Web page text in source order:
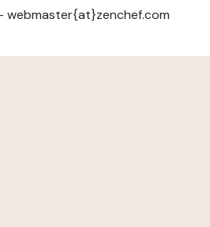
webmaster{at}zenchef.com